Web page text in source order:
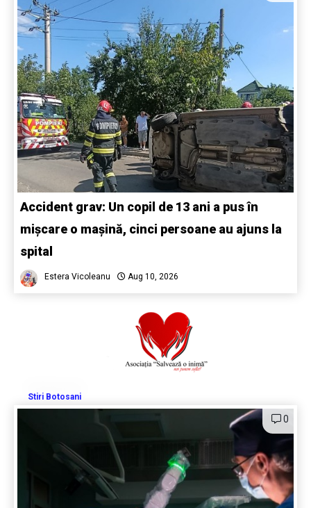
Accident grav: Un copil de 13 ani a pus în
mișcare o mașină, cinci persoane au ajuns la
spital
Estera Vicoleanu Aug 10, 2026
Stiri Botosani
0